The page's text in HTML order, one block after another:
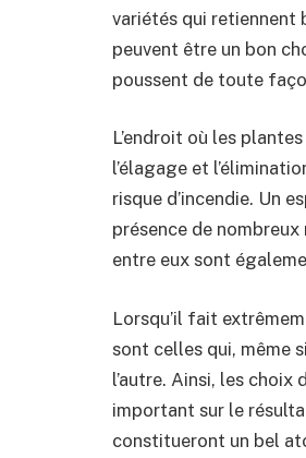
variétés qui retiennent
peuvent être un bon
poussent de toute
L’endroit où les
l’élagage et
risque d’incendie. Un
présence de
entre eux sont
Lorsqu’il fait
sont celles qui, même
l’autre. Ainsi, les
important sur le
constitueront un bel